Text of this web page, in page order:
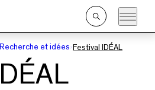
navigationprincipal
Ouvrir
la
Recherche et idées Festival IDÉAL